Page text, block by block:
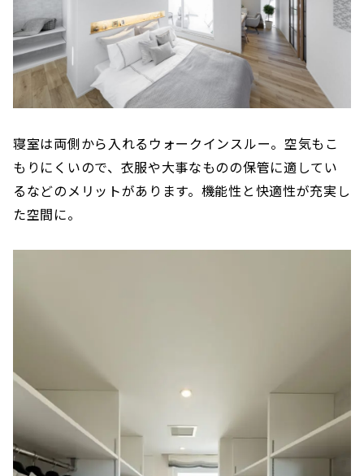
寝室は両側から入れるウォークインスルー。空気もこ
もりにくいので、衣服や大事なものの保管に適してい
るなどのメリットがあります。機能性と快適性が充実し
た空間に。